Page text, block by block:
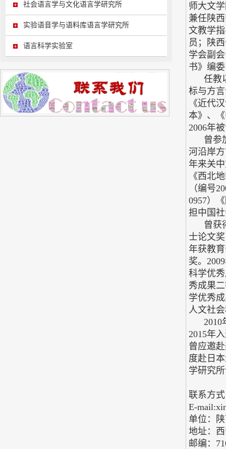
社会语言学与文化语言学研究所
实验语音学与语料库语言学研究所
语言科学实验室
师大文
兼任陕
文教学
员；陕
学会副
书》编
任教以
标与方
《近代
本》、
2006年
曾参加
河沿岸
年来关
《西北
（编号
0957）
担中国
曾获得
士论文
年获教
奖。
科学优
秀成果
学优秀
人文社
2010年
2015年
曾应邀
度赴日
学研究
联系方
E-
单位：
地址：
邮编：